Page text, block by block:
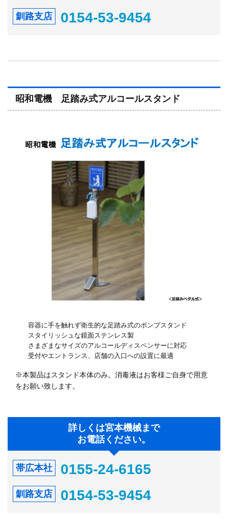
釧路支店 0154-53-9454
昭和電機 足踏み式アルコールスタンド
容器に手を触れず衛生的な足踏み式のポンプスタンド
スタイリッシュな鏡面ステンレス製
さまざまなサイズのアルコールディスペンサーに対応
受付やエントランス、店舗の入口への設置に最適
※本製品はスタンド本体のみ。消毒液はお客様ご自身で用意
をお願い致します。
詳しくは宮本機械まで
お電話ください。
帯広本社 0155-24-6165
釧路支店 0154-53-9454